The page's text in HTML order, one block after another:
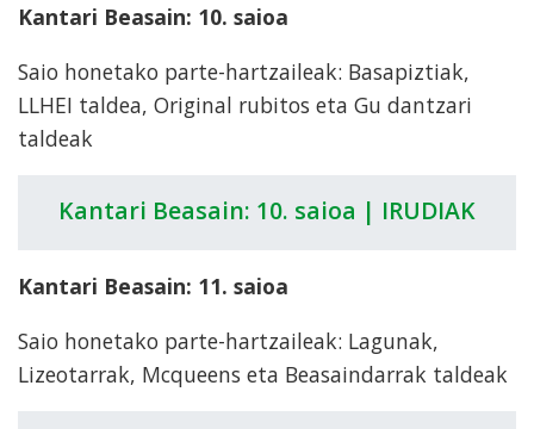
Kantari Beasain: 10. saioa
Saio honetako parte-hartzaileak: Basapiztiak,
LLHEI taldea, Original rubitos eta Gu dantzari
taldeak
Kantari Beasain: 10. saioa | IRUDIAK
Kantari Beasain: 11. saioa
Saio honetako parte-hartzaileak: Lagunak,
Lizeotarrak, Mcqueens eta Beasaindarrak taldeak